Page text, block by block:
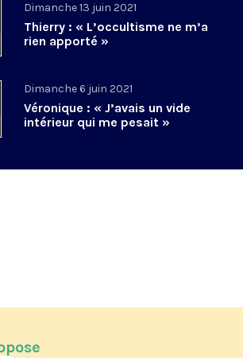
Dimanche 13 juin 2021
Thierry : « L’occultisme ne m’a
rien apporté »
Dimanche 6 juin 2021
Véronique : « J’avais un vide
intérieur qui me pesait »